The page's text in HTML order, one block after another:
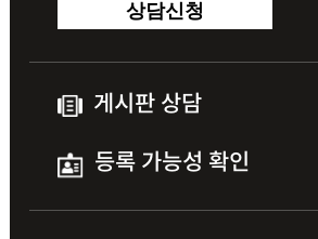
상담신청
게시판 상담
등록 가능성 확인